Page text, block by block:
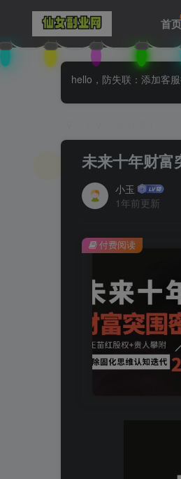
首页
hello，防失联：添加客
未来十年财富
小玉
1年前更新
付费阅读